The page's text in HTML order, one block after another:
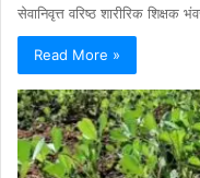
सेवानिवृत्त वरिष्ठ शारीरिक
Read More »